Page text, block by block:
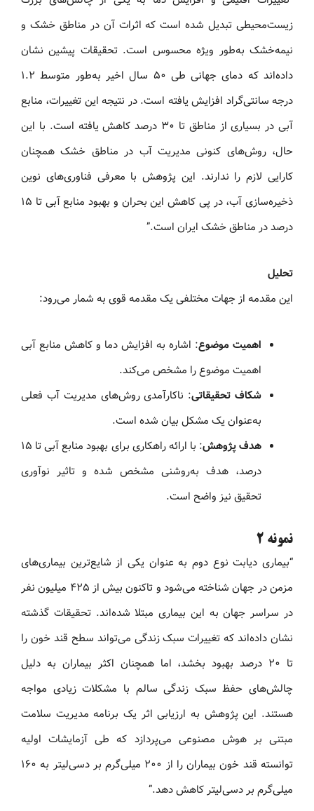
زیست‌محیطی تبدیل شده است که اثرات آن در مناطق خشک و
نیمه‌خشک به‌طور ویژه‌ محسوس است. تحقیقات پیشین نشان
داده‌اند که دمای جهانی طی ۵۰ سال اخیر به‌طور متوسط ۱.۲
درجه سانتی‌گراد افزایش یافته است. در نتیجه این تغییرات، منابع
آبی در بسیاری از مناطق تا ۳۰ درصد کاهش یافته است. با این
حال، روش‌های کنونی مدیریت آب در مناطق خشک همچنان
کارایی لازم را ندارند. این پژوهش با معرفی فناوری‌های نوین
ذخیره‌سازی آب، در پی کاهش این بحران و بهبود منابع آبی تا ۱۵
درصد در مناطق خشک ایران است.”
تحلیل
این مقدمه از جهات مختلفی یک مقدمه قوی به شمار می‌رود:
اهمیت موضوع: اشاره به افزایش دما و کاهش منابع آبی
اهمیت موضوع را مشخص می‌کند.
شکاف تحقیقاتی: ناکارآمدی روش‌های مدیریت آب فعلی
به‌عنوان یک مشکل بیان شده است.
هدف پژوهش
: با ارائه راهکاری برای بهبود منابع آبی تا ۱۵
درصد، هدف به‌روشنی مشخص شده و تاثیر نوآوری
تحقیق نیز واضح است.
نمونه ۲
“بیماری دیابت نوع دوم به عنوان یکی از شایع‌ترین بیماری‌های
مزمن در جهان شناخته می‌شود و تاکنون بیش از ۴۲۵ میلیون نفر
در سراسر جهان به این بیماری مبتلا شده‌اند. تحقیقات گذشته
نشان داده‌اند که تغییرات سبک زندگی می‌تواند سطح قند خون را
تا ۲۰ درصد بهبود بخشد، اما همچنان اکثر بیماران به دلیل
چالش‌های حفظ سبک زندگی سالم با مشکلات زیادی مواجه
هستند. این پژوهش به ارزیابی اثر یک برنامه مدیریت سلامت
مبتنی بر هوش مصنوعی می‌پردازد که طی آزمایشات اولیه
توانسته قند خون بیماران را از ۲۰۰ میلی‌گرم بر دسی‌لیتر به ۱۶۰
میلی‌گرم بر دسی‌لیتر کاهش دهد.”